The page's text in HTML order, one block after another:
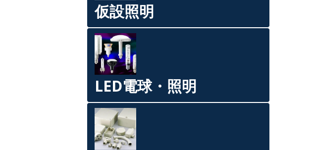
仮設照明
LED電球・照明